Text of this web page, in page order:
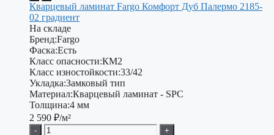
Кварцевый ламинат Fargo Комфорт Дуб Палермо 2185-
02 градиент
На складе
Бренд:Fargo
Фаска:Есть
Класс опасности:КМ2
Класс изностойкости:33/42
Укладка:Замковый тип
Материал:Кварцевый ламинат - SPC
Толщина:4 мм
2 590 ₽/м²
-
+